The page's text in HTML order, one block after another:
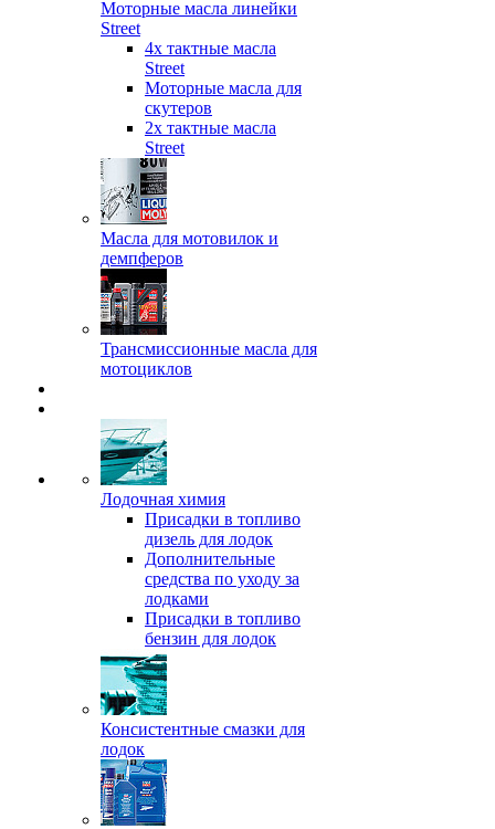
Моторные масла линейки
Street
4х тактные масла
Street
Моторные масла для
скутеров
2х тактные масла
Street
Масла для мотовилок и
демпферов
Трансмиссионные масла для
мотоциклов
Лодочная химия
Присадки в топливо
дизель для лодок
Дополнительные
средства по уходу за
лодками
Присадки в топливо
бензин для лодок
Консистентные смазки для
лодок